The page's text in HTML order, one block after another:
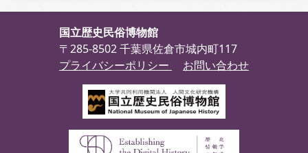
国立歴史民俗博物館
〒285-8502 千葉県佐倉市城内町117
プライバシーポリシー
お問い合わせ